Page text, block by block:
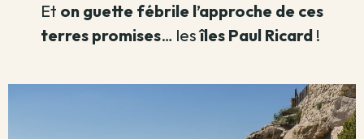
Et on guette fébrile l’approche de ces
terres promises… lesîles Paul Ricard !